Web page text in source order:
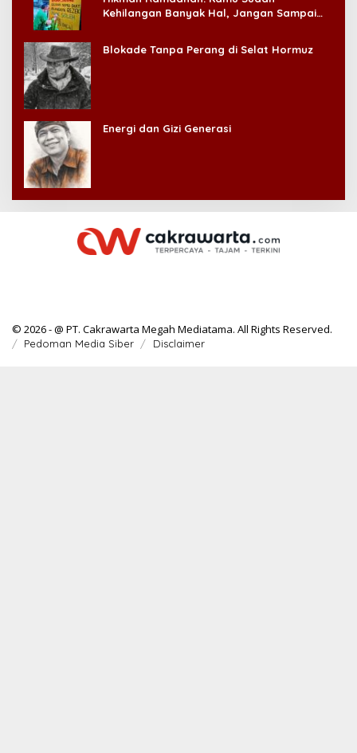
Kehilangan Banyak Hal, Jangan Sampai
Blokade Tanpa Perang di Selat Hormuz
Energi dan Gizi Generasi
© 2026 - @ PT. Cakrawarta Megah Mediatama. All Rights Reserved.
Pedoman Media Siber Disclaimer